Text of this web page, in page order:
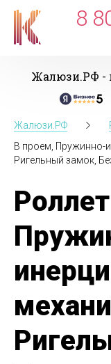
8
Жалюзи.РФ -
Жалюзи.РФ
В проем, Пружинно-
Ригельный замок,